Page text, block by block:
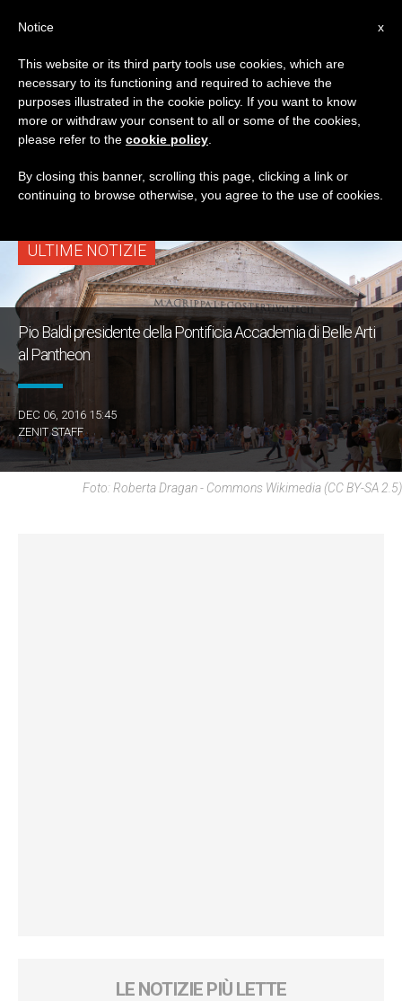
TAG
Posts Tagged ‘pio
Baldi’
ULTIME NOTIZIE
Pio Baldi presidente della Pontificia Accademia di Belle Arti
al Pantheon
DEC 06, 2016 15:45
ZENIT STAFF
Foto: Roberta Dragan - Commons Wikimedia (CC BY-SA 2.5)
LE NOTIZIE PIÙ LETTE
x
Notice
This website or its third party tools use cookies, which are
necessary to its functioning and required to achieve the
purposes illustrated in the cookie policy. If you want to know
more or withdraw your consent to all or some of the cookies,
please refer to the cookie policy
By closing this banner, scrolling this page, clicking a link or
continuing to browse otherwise, you agree to the use of cookies.